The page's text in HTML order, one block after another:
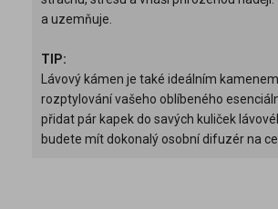
a uzemňuje.
TIP:
Lávový kámen je také ideálním
rozptylování vašeho oblíbeného
přidat pár kapek do savých kuliček
budete mít dokonalý osobní difuzér na